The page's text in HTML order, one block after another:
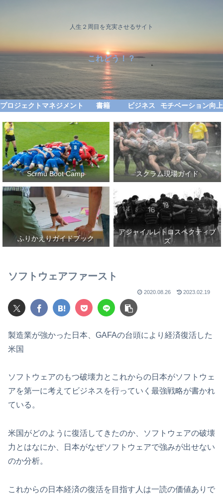
人生２周目を充実させるサイト
これどう！？
プロジェクトマネジメント 書籍 ビジネス モチベーション向上
Scrmu Boot Camp スクラム現場ガイド
ふりかえりガイドブック
アジャイルレトロスペクティブ
ズ
ソフトウェアファースト
2020.08.26 2023.02.19
製造業が強かった日本、GAFAの台頭により経済復活した
米国
ソフトウェアのもつ破壊力とこれからの日本がソフトウェ
アを第一に考えてビジネスを行っていく最強戦略が書かれ
ている。
米国がどのように復活してきたのか、ソフトウェアの破壊
力とはなにか、日本がなぜソフトウェアで強みが出せない
のか分析。
これからの日本経済の復活を目指す人は一読の価値ありで